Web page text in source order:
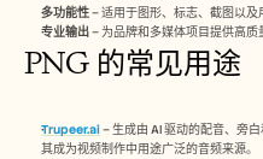
多功能性 – 适用于图形、标志、截图以及
专业输出 – 为品牌和多媒体项目提供高质
PNG 的常见用途
Trupeer.ai – 生成由 AI 驱动的配音、旁
其成为视频制作中用途广泛的音频来源。
招聘
开始